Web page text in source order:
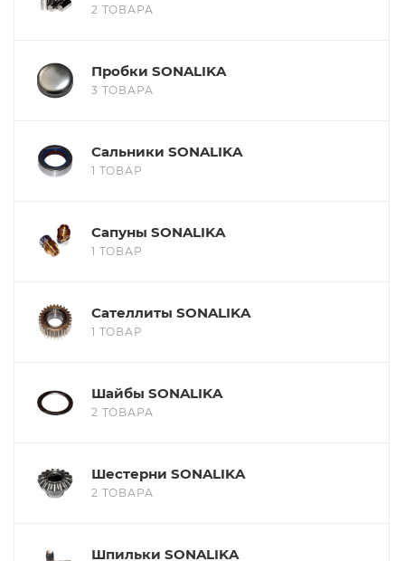
2 ТОВАРА
Пробки SONALIKA
3 ТОВАРА
Сальники SONALIKA
1 ТОВАР
Сапуны SONALIKA
1 ТОВАР
Сателлиты SONALIKA
1 ТОВАР
Шайбы SONALIKA
2 ТОВАРА
Шестерни SONALIKA
2 ТОВАРА
Шпильки SONALIKA